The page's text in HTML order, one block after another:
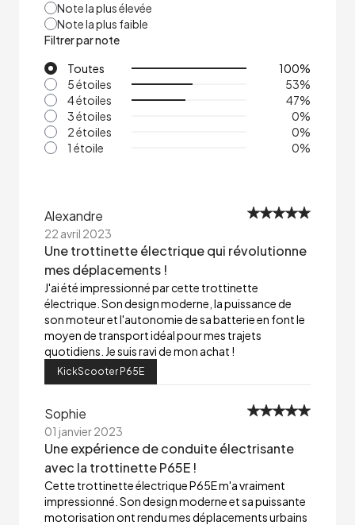
Note la plus élevée
Note la plus faible
Filtrer par note
Toutes
100%
5 étoiles
53%
4 étoiles
47%
3 étoiles
0%
2 étoiles
0%
1 étoile
0%
Alexandre
22 avril 2023
Une trottinette électrique qui révolutionne
mes déplacements !
J'ai été impressionné par cette trottinette
électrique. Son design moderne, la puissance de
son moteur et l'autonomie de sa batterie en font le
moyen de transport idéal pour mes trajets
quotidiens. Je suis ravi de mon achat !
KickScooter P65E
Sophie
01 janvier 2023
Une expérience de conduite électrisante
avec la trottinette P65E !
Cette trottinette électrique P65E m'a vraiment
impressionné. Son design moderne et sa puissante
motorisation ont rendu mes déplacements urbains